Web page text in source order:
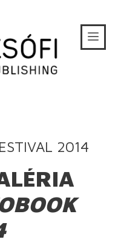
2014